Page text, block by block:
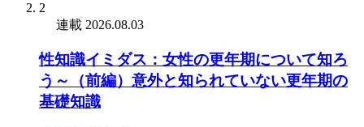
2
連載 2026.08.03
性知識イミダス：女性の更年期について知ろ
う～（前編）意外と知られていない更年期の
基礎知識